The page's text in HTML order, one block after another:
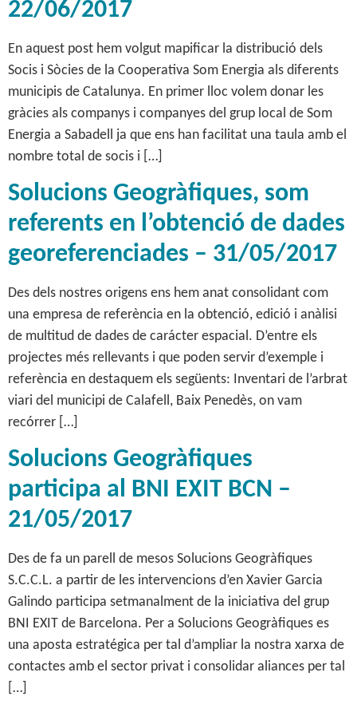
22/06/2017
En aquest post hem volgut mapificar la distribució dels
Socis i Sòcies de la Cooperativa Som Energia als diferents
municipis de Catalunya. En primer lloc volem donar les
gràcies als companys i companyes del grup local de Som
Energia a Sabadell ja que ens han facilitat una taula amb el
nombre total de socis i […]
Solucions Geogràfiques, som
referents en l’obtenció de dades
georeferenciades – 31/05/2017
Des dels nostres origens ens hem anat consolidant com
una empresa de referència en la obtenció, edició i anàlisi
de multitud de dades de carácter espacial. D’entre els
projectes més rellevants i que poden servir d’exemple i
referència en destaquem els següents: Inventari de l’arbrat
viari del municipi de Calafell, Baix Penedès, on vam
recórrer […]
Solucions Geogràfiques
participa al BNI EXIT BCN –
21/05/2017
Des de fa un parell de mesos Solucions Geogràfiques
S.C.C.L. a partir de les intervencions d’en Xavier Garcia
Galindo participa setmanalment de la iniciativa del grup
BNI EXIT de Barcelona. Per a Solucions Geogràfiques es
una aposta estratégica per tal d’ampliar la nostra xarxa de
contactes amb el sector privat i consolidar aliances per tal
[…]